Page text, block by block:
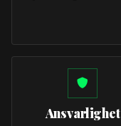
Ansvarlighet